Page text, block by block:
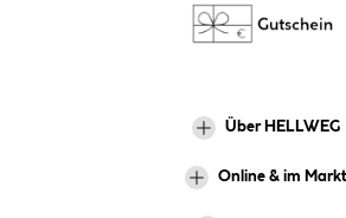
Über HELLWEG
Online & im Markt